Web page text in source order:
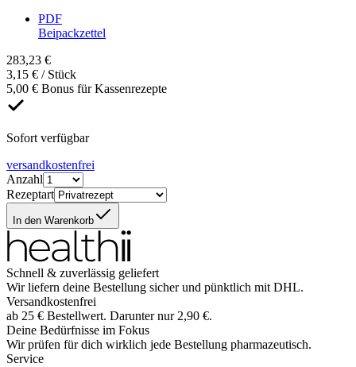
PDF
Beipackzettel
283,23 €
3,15 € / Stück
5,00 € Bonus für Kassenrezepte
Sofort verfügbar
versandkostenfrei
Anzahl
Rezeptart
In den Warenkorb
Schnell & zuverlässig geliefert
Wir liefern deine Bestellung sicher und pünktlich mit DHL.
Versandkostenfrei
ab 25 € Bestellwert. Darunter nur 2,90 €.
Deine Bedürfnisse im Fokus
Wir prüfen für dich wirklich jede Bestellung pharmazeutisch.
Service